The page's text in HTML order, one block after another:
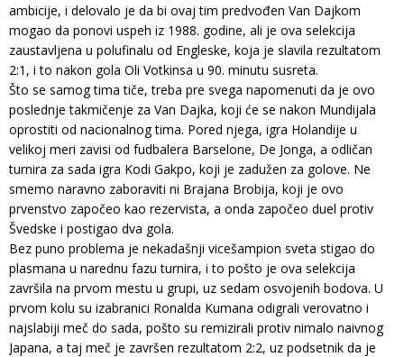
ambicije, i delovalo je da bi ovaj tim predvođen Van Dajkom
mogao da ponovi uspeh iz 1988. godine, ali je ova selekcija
zaustavljena u polufinalu od Engleske, koja je slavila rezultatom
2:1, i to nakon gola Oli Votkinsa u 90. minutu susreta.
Što se samog tima tiče, treba pre svega napomenuti da je ovo
poslednje takmičenje za Van Dajka, koji će se nakon Mundijala
oprostiti od nacionalnog tima. Pored njega, igra Holandije u
velikoj meri zavisi od fudbalera Barselone, De Jonga, a odličan
turnira za sada igra Kodi Gakpo, koji je zadužen za golove. Ne
smemo naravno zaboraviti ni Brajana Brobija, koji je ovo
prvenstvo započeo kao rezervista, a onda započeo duel protiv
Švedske i postigao dva gola.
Bez puno problema je nekadašnji vicešampion sveta stigao do
plasmana u narednu fazu turnira, i to pošto je ova selekcija
završila na prvom mestu u grupi, uz sedam osvojenih bodova. U
prvom kolu su izabranici Ronalda Kumana odigrali verovatno i
najslabiji meč do sada, pošto su remizirali protiv nimalo naivnog
Japana, a taj meč je završen rezultatom 2:2, uz podsetnik da je